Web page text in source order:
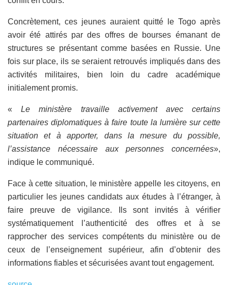
Concrètement, ces jeunes auraient quitté le Togo après
avoir été attirés par des offres de bourses émanant de
structures se présentant comme basées en Russie. Une
fois sur place, ils se seraient retrouvés impliqués dans des
activités militaires, bien loin du cadre académique
initialement promis.
«Le ministère travaille activement avec certains
partenaires diplomatiques à faire toute la lumière sur cette
situation et à apporter, dans la mesure du possible,
l’assistance nécessaire aux personnes concernées»,
indique le communiqué.
Face à cette situation, le ministère appelle les citoyens, en
particulier les jeunes candidats aux études à l’étranger, à
faire preuve de vigilance. Ils sont invités à vérifier
systématiquement l’authenticité des offres et à se
rapprocher des services compétents du ministère ou de
ceux de l’enseignement supérieur, afin d’obtenir des
informations fiables et sécurisées avant tout engagement.